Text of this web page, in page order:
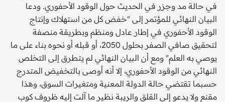
في حالة مد وجزر في الحديث حول الوقود الأحفوري. ودعا
البيان النهائي للمؤتمر إلى "خفض كل من استهلاك وإنتاج
الوقود الأحفوري في إطار عادل ومنظم وبطريقة منصفة
لتحقيق صافي الصفر بحلول 2050، أو قبله أو نحوه بناء على ما
يوصي به العلم" ومع أن البيان النهائي لم يتطرق إلى التخلص
النهائي من الوقود الأحفوري، إلا أنه أوصى بالتخفيض المتدرج
حسبما تقتضي حالة الدولة المعنية ومتغيرات السوق، وهذا
مقنع ولا يدعو إلى القلق والريبة نظير ما آلت إليه ظروف كوب